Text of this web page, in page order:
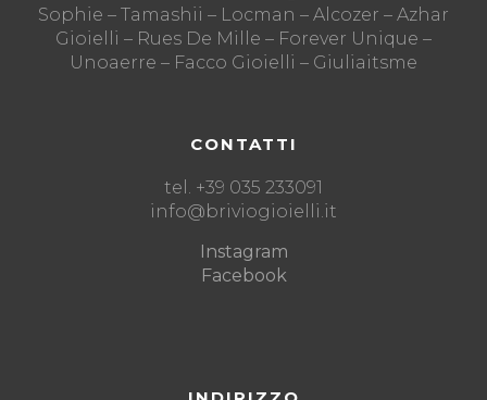
Sophie – Tamashii – Locman – Alcozer – Azhar
Gioielli – Rues De Mille – Forever Unique –
Unoaerre – Facco Gioielli – Giuliaitsme
CONTATTI
tel. +39 035 233091
info@briviogioielli.it
Instagram
Facebook